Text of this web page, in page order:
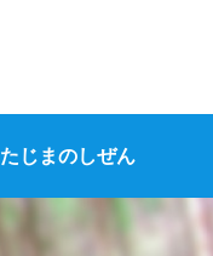
たじまのしぜん